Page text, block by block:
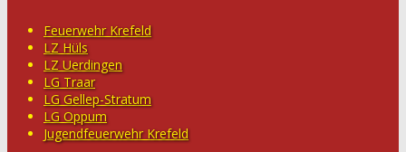
Feuerwehr Krefeld
LZ Hüls
LZ Uerdingen
LG Traar
LG Gellep-Stratum
LG Oppum
Jugendfeuerwehr Krefeld